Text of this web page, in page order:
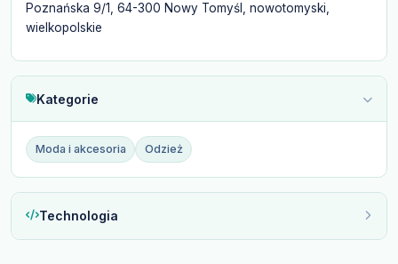
Poznańska 9/1, 64-300 Nowy Tomyśl, nowotomyski,
wielkopolskie
Kategorie
Moda i akcesoria Odzież
Technologia